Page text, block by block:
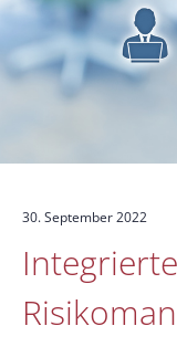
30. September 2022